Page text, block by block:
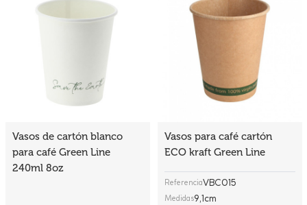
Vasos de cartón blanco
para café Green Line
240ml 8oz
Vasos para café cartón
ECO kraft Green Line
ReferenciaVBC015
Medidas9,1cm